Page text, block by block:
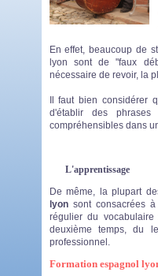
En effet, beaucoup de
lyon sont de "faux
nécessaire de revoir, la
Il faut bien considérer
d'établir des
compréhensibles dans
L'apprentissage
De même, la plupart
lyonsont consacrées à
régulier du
deuxième temps, du
professionnel.
Formation espagnol